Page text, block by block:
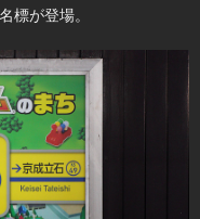
標が登場。